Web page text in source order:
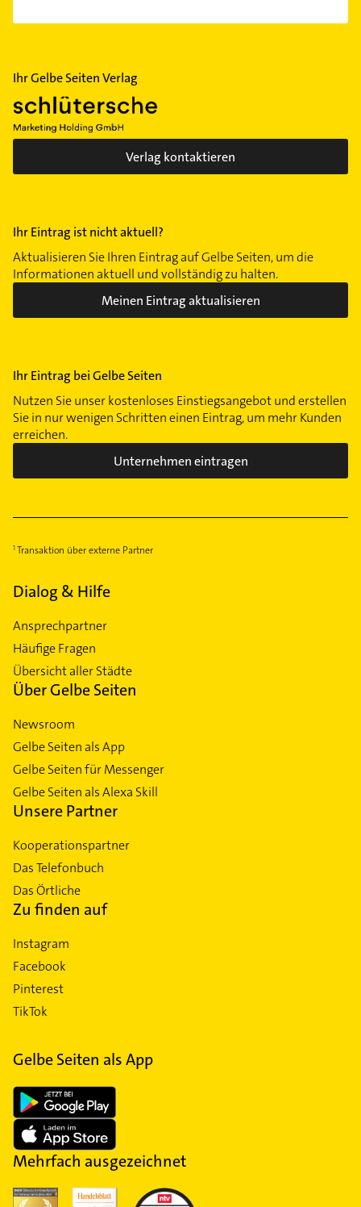
Ihr Gelbe Seiten Verlag
Verlag kontaktieren
Ihr Eintrag ist nicht aktuell?
Aktualisieren Sie Ihren Eintrag auf Gelbe Seiten, um die
Informationen aktuell und vollständig zu halten.
Meinen Eintrag aktualisieren
Ihr Eintrag bei Gelbe Seiten
Nutzen Sie unser kostenloses Einstiegsangebot und erstellen
Sie in nur wenigen Schritten einen Eintrag, um mehr Kunden
erreichen.
Unternehmen eintragen
Transaktion über externe Partner
Dialog & Hilfe
Ansprechpartner
Häufige Fragen
Übersicht aller Städte
Über Gelbe Seiten
Newsroom
Gelbe Seiten als App
Gelbe Seiten für Messenger
Gelbe Seiten als Alexa Skill
Unsere Partner
Kooperationspartner
Das Telefonbuch
Das Örtliche
Zu finden auf
Instagram
Facebook
Pinterest
TikTok
Gelbe Seiten als App
Mehrfach ausgezeichnet